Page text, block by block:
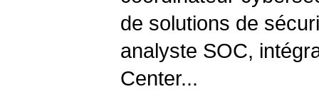
de solutions de
analyste SOC,
Center...